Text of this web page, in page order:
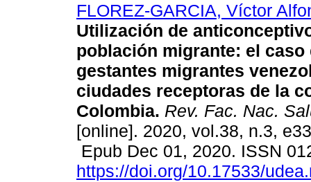
FLOREZ-GARCIA, Víctor
Utilización de
población migrante: el caso
gestantes migrantes
ciudades receptoras de la
Colombia. Rev. Fac. Nac.
[online]. 2020, vol.38, n.3,
Epub Dec 01, 2020. ISSN
https://doi.org/10.17533/